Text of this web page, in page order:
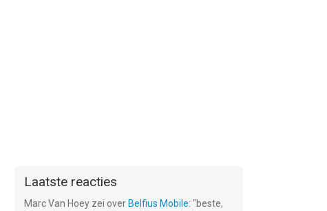
Laatste reacties
Marc Van Hoey zei over Belfius Mobile: "beste,